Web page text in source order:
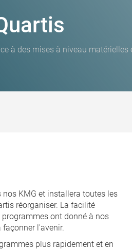
à des mises à niveau matérielles
KMG et installera toutes les
réorganiser. La facilité
ont donné à nos
l'avenir.
plus rapidement et en